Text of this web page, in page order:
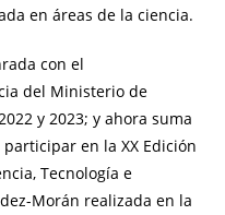
en áreas de la ciencia.
con el
del Ministerio de
y 2023; y ahora suma
en la XX Edición
Tecnología e
Morán realizada en la